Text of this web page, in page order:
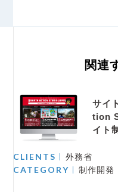
関連
サイ
tion
イト
CLIENTS 外務省
CATEGORY 制作開発